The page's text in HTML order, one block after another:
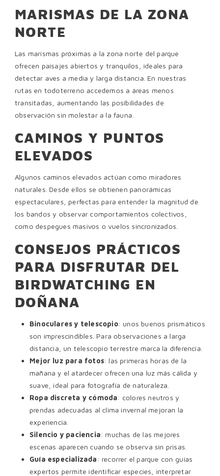
MARISMAS DE LA ZONA
NORTE
Las marismas próximas a la zona norte del parque
ofrecen paisajes abiertos y tranquilos, ideales para
detectar aves a media y larga distancia. En nuestras
rutas en todoterreno accedemos a áreas menos
transitadas, aumentando las posibilidades de
observación sin molestar a la fauna.
CAMINOS Y PUNTOS
ELEVADOS
Algunos caminos elevados actúan como miradores
naturales. Desde ellos se obtienen panorámicas
espectaculares, perfectas para entender la magnitud de
los bandos y observar comportamientos colectivos,
como despegues masivos o vuelos sincronizados.
CONSEJOS PRÁCTICOS
PARA DISFRUTAR DEL
BIRDWATCHING EN
DOÑANA
Binoculares y telescopio: unos buenos prismáticos
son imprescindibles. Para observaciones a larga
distancia, un telescopio terrestre marca la diferencia.
Mejor luz para fotos: las primeras horas de la
mañana y el atardecer ofrecen una luz más cálida y
suave, ideal para fotografía de naturaleza.
Ropa discreta y cómoda: colores neutros y
prendas adecuadas al clima invernal mejoran la
experiencia.
Silencio y paciencia: muchas de las mejores
escenas aparecen cuando se observa sin prisas.
Guía especializada : recorrer el parque con guías
expertos permite identificar especies, interpretar